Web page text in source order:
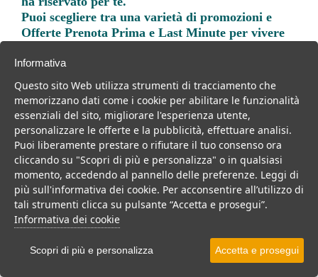
Puoi scegliere tra una varietà di promozioni e
Offerte Prenota Prima e Last Minute per vivere
Trova la soluzione migliore per la tua prossima
vacanza.
Noi di belsalento.it abbiamo selezionato per te le migliori mete, i
migliori servizi, le migliori offerte per il tuo prossimo viaggio.
Informativa
Questo sito Web utilizza strumenti di tracciamento che
memorizzano dati come i cookie per abilitare le funzionalità
essenziali del sito, migliorare l'esperienza utente,
personalizzare le offerte e la pubblicità, effettuare analisi.
Puoi liberamente prestare o rifiutare il tuo consenso ora
cliccando su "Scopri di più e personalizza" o in qualsiasi
momento, accedendo al pannello delle preferenze. Leggi di
più sull'informativa dei cookie. Per acconsentire all’utilizzo di
tali strumenti clicca su pulsante “Accetta e prosegui”.
Informativa dei cookie
Scopri di più e personalizza Accetta e prosegui